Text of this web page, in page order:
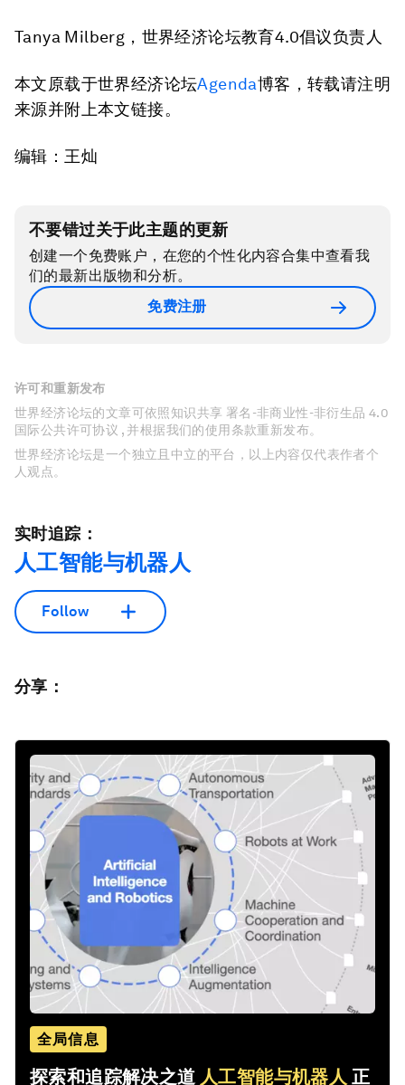
Tanya Milberg，世界经济论坛教育4.0倡议负责人
本文原载于世界经济论坛Agenda博客，转载请注明
来源并附上本文链接。
编辑：王灿
不要错过关于此主题的更新
创建一个免费账户，在您的个性化内容合集中查看我
们的最新出版物和分析。
免费注册
许可和重新发布
世界经济论坛的文章可依照知识共享 署名-非商业性-非衍生品 4.0
国际公共许可协议 , 并根据我们的使用条款重新发布。
世界经济论坛是一个独立且中立的平台，以上内容仅代表作者个
人观点。
实时追踪：
人工智能与机器人
Follow
分享：
全局信息
探索和追踪解决之道 人工智能与机器人 正